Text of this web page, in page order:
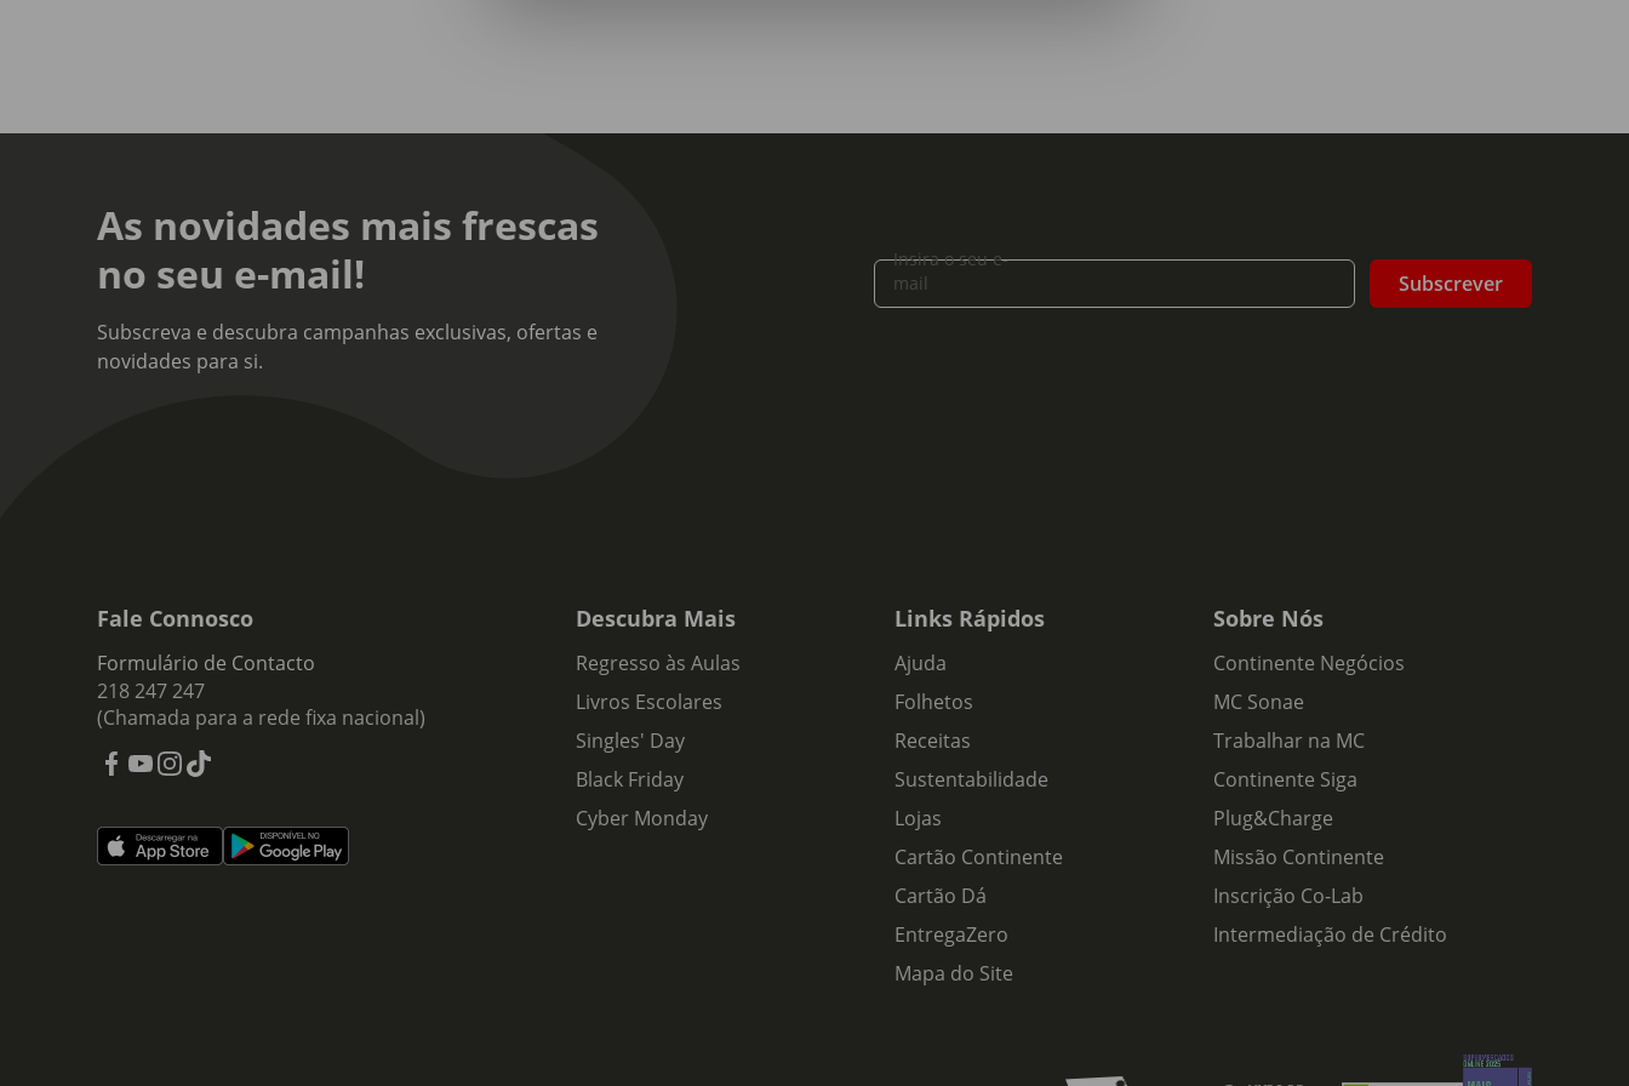
As novidades mais frescas
no seu e-mail!
Subscreva e descubra campanhas exclusivas, ofertas e
novidades para si.
Insira o seu e-
mail
Subscrever
Fale Connosco
Formulário de Contacto
218 247 247
(Chamada para a rede fixa nacional)
Descubra Mais
Regresso às Aulas
Livros Escolares
Singles' Day
Black Friday
Cyber Monday
Links Rápidos
Ajuda
Folhetos
Receitas
Sustentabilidade
Lojas
Cartão Continente
Cartão Dá
EntregaZero
Mapa do Site
Sobre Nós
Continente Negócios
MC Sonae
Trabalhar na MC
Continente Siga
Plug&Charge
Missão Continente
Inscrição Co-Lab
Intermediação de Crédito